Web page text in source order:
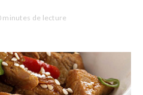
minutes de lecture